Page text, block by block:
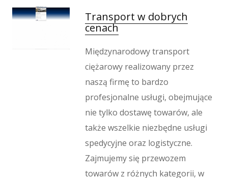
Zajęcia Sportowe i Rekreacyjne
Produkcja
Informatyczne
Restauracje, Catering
Fotografia
Adwokaci, Porady Prawne
Ślub i Wesele
Weterynaryjne, Hodowla Zwierząt
Sprzątanie, Porządkowanie
Serwis
Inne Usługi
Transport w dobrych
cenach
Międzynarodowy transport
ciężarowy realizowany przez
naszą firmę to bardzo
profesjonalne usługi, obejmujące
nie tylko dostawę towarów, ale
także wszelkie niezbędne usługi
spedycyjne oraz logistyczne.
Zajmujemy się przewozem
towarów z różnych kategorii, w